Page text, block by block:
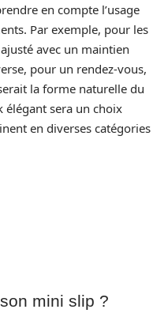
en compte l’usage
Par exemple, pour les
avec un maintien
pour un rendez-vous,
la forme naturelle du
sera un choix
en diverses catégories
mini slip ?